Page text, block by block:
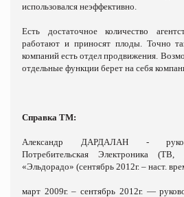
использовался неэффективно.
Есть достаточное количество
работают и приносят плоды. Точно
компаний есть отдел продвижения.
отдельные функции берет на себя
Справка ТМ:
Александр ДАРДАЛАН -
Потребительская Электроника
«Эльдорадо» (сентябрь 2012г. – наст.
март 2009г. – сентябрь 2012г. —